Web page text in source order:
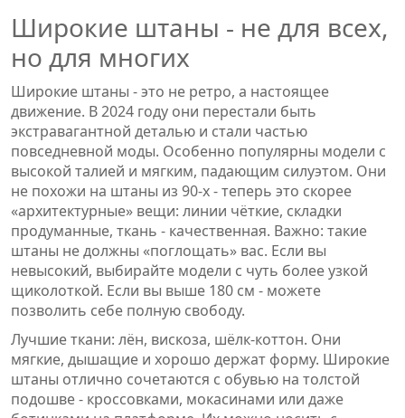
Широкие штаны - не для всех,
но для многих
Широкие штаны - это не ретро, а настоящее
движение. В 2024 году они перестали быть
экстравагантной деталью и стали частью
повседневной моды. Особенно популярны модели с
высокой талией и мягким, падающим силуэтом. Они
не похожи на штаны из 90-х - теперь это скорее
«архитектурные» вещи: линии чёткие, складки
продуманные, ткань - качественная. Важно: такие
штаны не должны «поглощать» вас. Если вы
невысокий, выбирайте модели с чуть более узкой
щиколоткой. Если вы выше 180 см - можете
позволить себе полную свободу.
Лучшие ткани: лён, вискоза, шёлк-коттон. Они
мягкие, дышащие и хорошо держат форму. Широкие
штаны отлично сочетаются с обувью на толстой
подошве - кроссовками, мокасинами или даже